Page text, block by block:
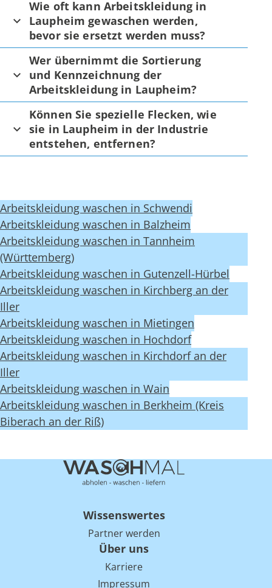
Wie oft kann Arbeitskleidung in
Laupheim gewaschen werden,
bevor sie ersetzt werden muss?
Wer übernimmt die Sortierung
und Kennzeichnung der
Arbeitskleidung in Laupheim?
Können Sie spezielle Flecken, wie
sie in Laupheim in der Industrie
entstehen, entfernen?
Arbeitskleidung waschen in Schwendi
Arbeitskleidung waschen in Balzheim
Arbeitskleidung waschen in Tannheim
(Württemberg)
Arbeitskleidung waschen in Gutenzell-Hürbel
Arbeitskleidung waschen in Kirchberg an der
Iller
Arbeitskleidung waschen in Mietingen
Arbeitskleidung waschen in Hochdorf
Arbeitskleidung waschen in Kirchdorf an der
Iller
Arbeitskleidung waschen in Wain
Arbeitskleidung waschen in Berkheim (Kreis
Biberach an der Riß)
Wissenswertes
Partner werden
Über uns
Karriere
Impressum